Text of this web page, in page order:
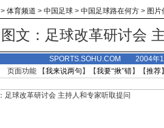
> 体育频道 > 中国足球 > 中国足球路在何方 > 图片
图文：足球改革研讨会
SPORTS.SOHU.COM 2004年
页面功能 【我来说两句 】【我要“揪”错】【推荐